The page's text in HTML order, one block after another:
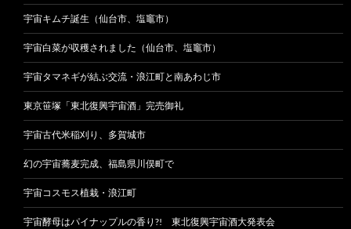
宇宙キムチ誕生（仙台市、塩竈市）
宇宙白菜が収穫されました（仙台市、塩竈市）
宇宙タマネギが結ぶ交流・浪江町と南あわじ市
東京笹塚「東北復興宇宙酒」完売御礼
宇宙古代米稲刈り、多賀城市
幻の宇宙蕎麦完成、福島県川俣町で
宇宙コスモス植栽・浪江町
宇宙酵母はパイナップルの香り?! 東北復興宇宙酒大発表会